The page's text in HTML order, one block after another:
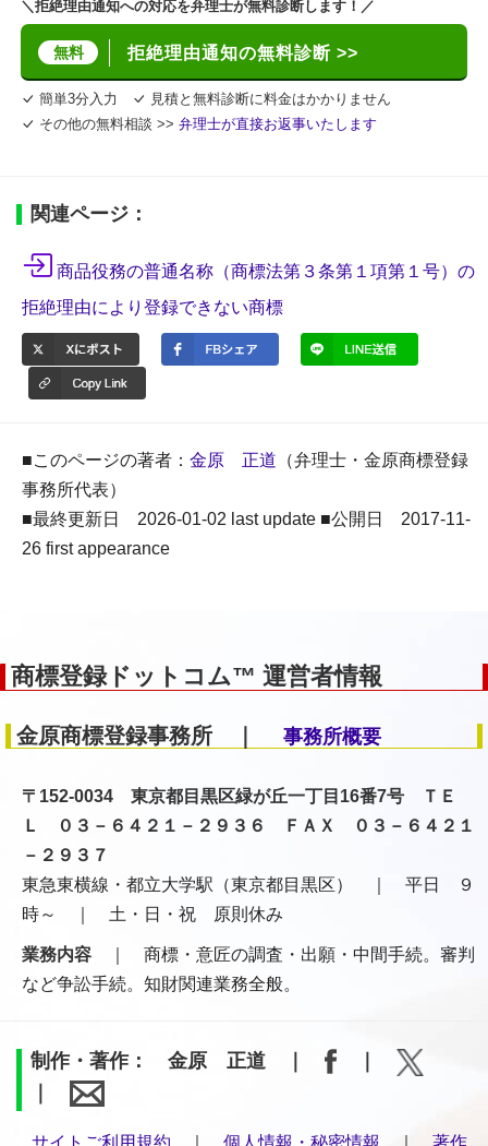
＼拒絶理由通知への対応を弁理士が無料診断します！／
無料 拒絶理由通知の無料診断 >>
簡単3分入力
見積と無料診断に料金はかかりません
その他の無料相談 >> 弁理士が直接お返事いたします
関連ページ：
商品役務の普通名称（商標法第３条第１項第１号）の
拒絶理由により登録できない商標
■このページの著者： 金原 正道 （弁理士・金原商標登録
事務所代表）
■最終更新日 2026-01-02 last update ■公開日 2017-11-
26 first appearance
商標登録ドットコム™ 運営者情報
金原商標登録事務所 ｜ 事務所概要
〒152-0034 東京都目黒区緑が丘一丁目16番7号 ＴＥ
Ｌ ０３－６４２１－２９３６ ＦＡＸ ０３－６４２１
－２９３７
東急東横線・都立大学駅（東京都目黒区） ｜ 平日 ９
時～ ｜ 土・日・祝 原則休み
業務内容 ｜ 商標・意匠の調査・出願・中間手続。審判
など争訟手続。知財関連業務全般。
制作・著作： 金原 正道 ｜
サイトご利用規約 個人情報・秘密情報 著作